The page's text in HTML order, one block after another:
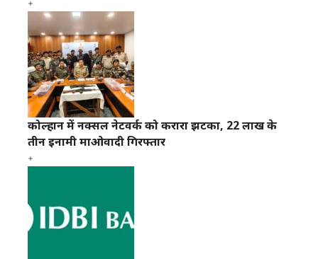
कोल्हान में नक्सल नेटवर्क को करारा झटका, 22 लाख के
तीन इनामी माओवादी गिरफ्तार